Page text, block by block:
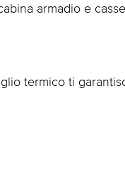
armadio e
termico ti